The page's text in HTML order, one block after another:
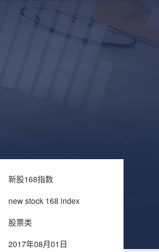
新股168指数
new stock 168 index
股票类
2017年08月01日